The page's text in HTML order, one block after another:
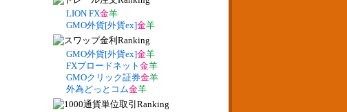
LION FX金羊
GMO外貨[外貨ex]金羊
GMO外貨[外貨ex]金羊
FXブロードネット 金羊
GMOクリック証券金羊
外為どっとコム金羊